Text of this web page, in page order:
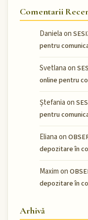
Comentarii
Danielaon
pentru
Svetlanaon
online pentru
Ștefaniaon
pentru
Elianaon
depozitare în
Maximon
depozitare în
Arhivă